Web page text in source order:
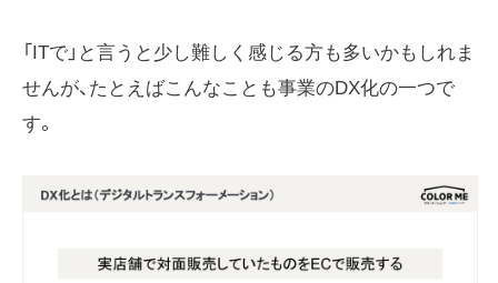
「ITで」と言うと少し難しく感じる方も多いかもしれま
せんが、たとえばこんなことも事業のDX化の一つで
す。